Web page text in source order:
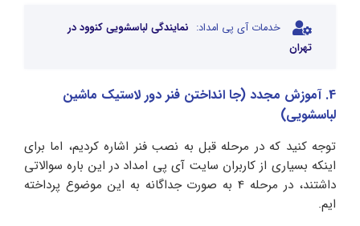
خدمات آی پی امداد: نمایندگی لباسشویی کنوود در
تهران
4. آموزش مجدد (جا انداختن فنر دور لاستیک ماشین
لباسشویی)
توجه کنید که در مرحله قبل به نصب فنر اشاره کردیم، اما برای
اینکه بسیاری از کاربران سایت آی پی امداد در این باره سوالاتی
داشتند، در مرحله 4 به صورت جداگانه به این موضوع پرداخته
ایم.